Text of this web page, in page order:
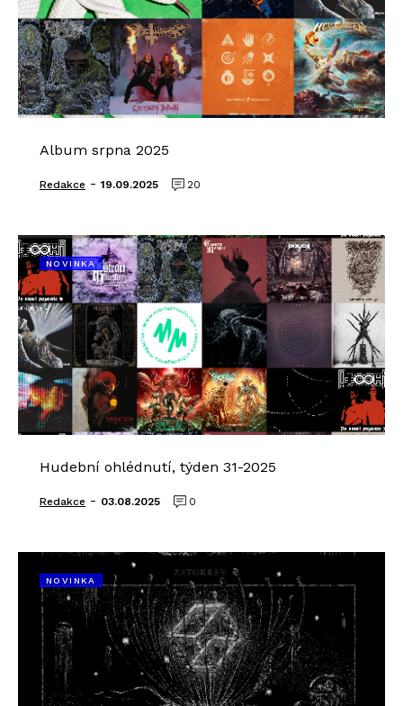
Album srpna 2025
Redakce - 19.09.2025 20
NOVINKA
Hudební ohlédnutí, týden 31-2025
Redakce - 03.08.2025 0
NOVINKA